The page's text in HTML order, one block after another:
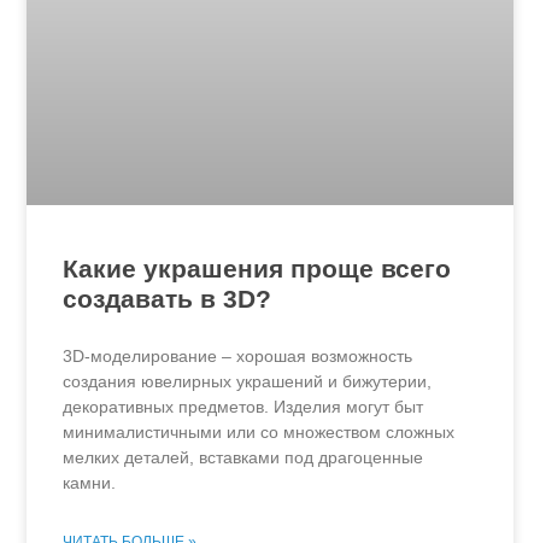
Какие украшения проще всего
создавать в 3D?
3D-моделирование – хорошая возможность
создания ювелирных украшений и бижутерии,
декоративных предметов. Изделия могут быт
минималистичными или со множеством сложных
мелких деталей, вставками под драгоценные
камни.